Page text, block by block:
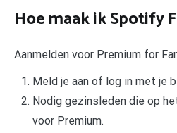
Hoe maak ik Spotify
Aanmelden voor Premium for
Meld je aan of log in met je
Nodig gezinsleden die op
voor Premium.